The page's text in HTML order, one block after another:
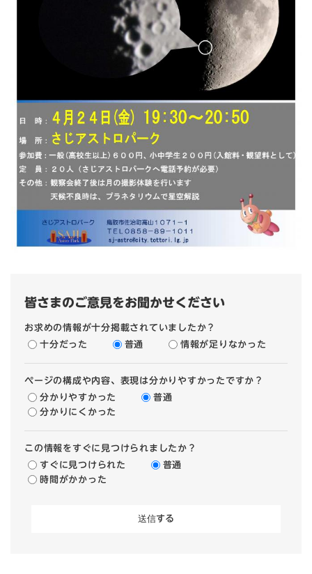
皆さまのご意見をお聞かせください
お求めの情報が十分掲載されていましたか？
十分だった
普通 情報が足りなかった
ページの構成や内容、表現は分かりやすかったですか？
分かりやすかった
普通
分かりにくかった
この情報をすぐに見つけられましたか？
すぐに見つけられた
普通
時間がかかった